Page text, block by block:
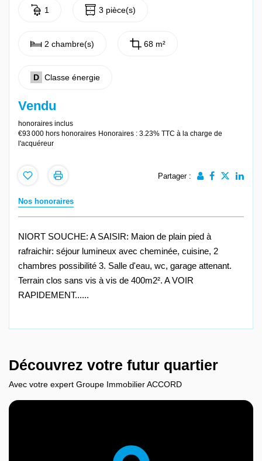
1 3 pièce(s)
2 chambre(s) 68 m²
D Classe énergie
Vendu
honoraires inclus
€93 000 hors honoraires Honoraires : 3.23% TTC à la charge de
l'acquéreur
Partager :
Nos honoraires
NIORT SOUCHE: A SAISIR: Maion de plain pied à
rafraichir: séjour lumineux avec cheminée, cuisine, 2
chambres possibilité 3. Salle d'eau, wc, garage attenant.
Terrain clos sans vis à vis de 400m2². A VOIR
RAPIDEMENT......
Découvrez votre futur quartier
Avec votre expert Groupe Immobilier ACCORD